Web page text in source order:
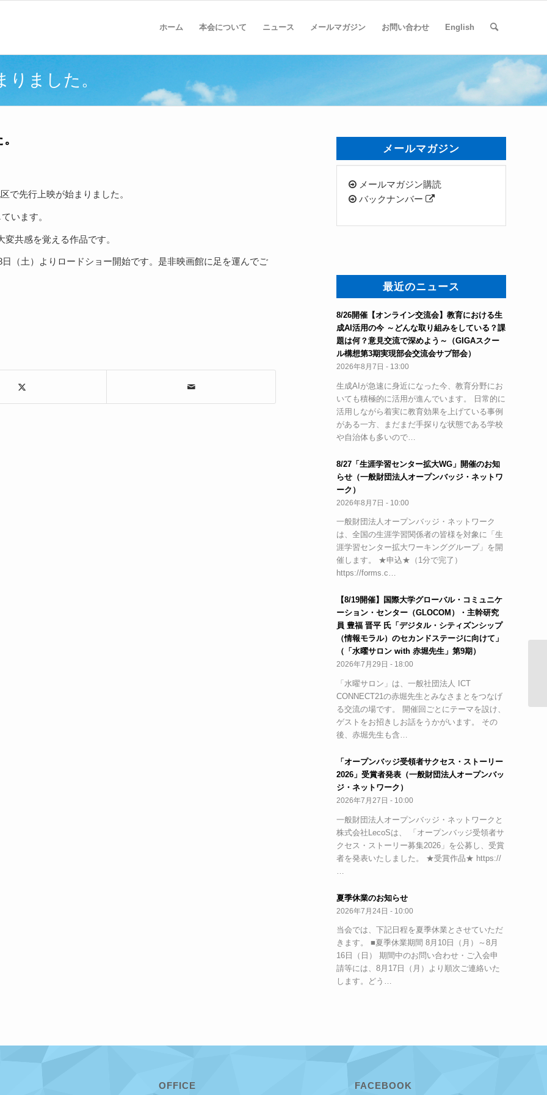
ホーム 本会について ニュース メールマガジン お問い合わせ English
ました。
で先行上映が始まりました。
います。
共感を覚える作品です。
（土）よりロードショー開始です。是非映画館に足を運んでご
メールマガジン
メールマガジン購読
バックナンバー
最近のニュース
8/26開催【オンライン交流会】教育における生
成AI活用の今 ～どんな取り組みをしている？課
題は何？意見交流で深めよう～（GIGAスクー
ル構想第3期実現部会交流会サブ部会）
2026年8月7日 - 13:00
生成AIが急速に身近になった今、教育分野にお
いても積極的に活用が進んでいます。 日常的に
活用しながら着実に教育効果を上げている事例
がある一方、まだまだ手探りな状態である学校
や自治体も多いので…
8/27「生涯学習センター拡大WG」開催のお知
らせ（一般財団法人オープンバッジ・ネットワ
ーク）
2026年8月7日 - 10:00
一般財団法人オープンバッジ・ネットワーク
は、全国の生涯学習関係者の皆様を対象に「生
涯学習センター拡大ワーキンググループ」を開
催します。 ★申込★（1分で完了）
https://forms.c…
【8/19開催】国際大学グローバル・コミュニケ
ーション・センター（GLOCOM）・主幹研究
員 豊福 晋平 氏「デジタル・シティズンシップ
（情報モラル）のセカンドステージに向けて」
（「水曜サロン with 赤堀先生」第9期）
2026年7月29日 - 18:00
「水曜サロン」は、一般社団法人 ICT
CONNECT21の赤堀先生とみなさまとをつなげ
る交流の場です。 開催回ごとにテーマを設け、
ゲストをお招きしお話をうかがいます。 その
後、赤堀先生も含…
「オープンバッジ受領者サクセス・ストーリー
2026」受賞者発表（一般財団法人オープンバッ
ジ・ネットワーク）
2026年7月27日 - 10:00
一般財団法人オープンバッジ・ネットワークと
株式会社LecoSは、 「オープンバッジ受領者サ
クセス・ストーリー募集2026」を公募し、受賞
者を発表いたしました。 ★受賞作品★ https://
夏季休業のお知らせ
2026年7月24日 - 10:00
当会では、下記日程を夏季休業とさせていただ
きます。 ■夏季休業期間 8月10日（月）～8月
16日（日） 期間中のお問い合わせ・ご入会申
請等には、8月17日（月）より順次ご連絡いた
します。どう…
OFFICE FACEBOOK